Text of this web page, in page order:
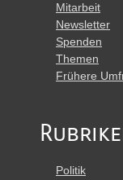
Mitarbeit
Newsletter
Spenden
Themen
Frühere
Politik